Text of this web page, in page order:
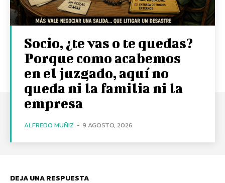
Socio, ¿te vas o te quedas?
Porque como acabemos
en el juzgado, aquí no
queda ni la familia ni la
empresa
ALFREDO MUÑIZ - 9 AGOSTO, 2026
DEJA UNA RESPUESTA